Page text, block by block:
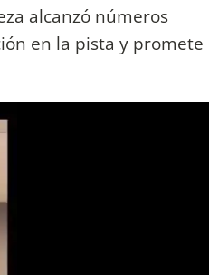
alcanzó números
en la pista y promete